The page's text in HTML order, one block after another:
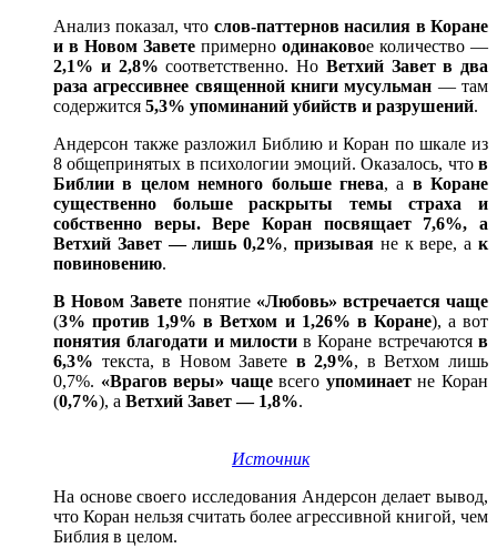
Анализ показал, что слов-паттернов насилия в Коране
и в Новом Завете примерно одинаковое количество —
2,1% и 2,8% соответственно. Но Ветхий Завет в два
раза агрессивнее священной книги мусульман — там
содержится 5,3% упоминаний убийств и разрушений.
Андерсон также разложил Библию и Коран по шкале из
8 общепринятых в психологии эмоций. Оказалось, что в
Библии в целом немного больше гнева, а в Коране
существенно больше раскрыты темы страха и
собственно веры. Вере Коран посвящает 7,6%, а
Ветхий Завет — лишь 0,2%,призывая не к вере, ак
повиновению.
В Новом Завете понятие «Любовь» встречается чаще
(3% против 1,9% в Ветхом и 1,26% в Коране), а вот
понятия благодати и милостив Коране встречаютсяв
6,3% текста, в Новом Завете в 2,9%, в Ветхом лишь
0,7%. «Врагов веры» чащевсего упоминаетне Коран
(0,7%), а Ветхий Завет — 1,8%.
Источник
На основе своего исследования Андерсон делает вывод,
что Коран нельзя считать более агрессивной книгой, чем
Библия в целом.